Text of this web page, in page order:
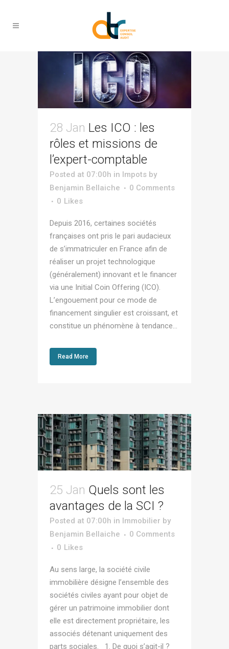
expert Tag
28 Jan Les ICO : les
rôles et missions de
l’expert-comptable
Posted at 07:00h in Impots by
Benjamin Bellaiche
0 Comments
0 Likes
Depuis 2016, certaines sociétés
françaises ont pris le pari audacieux
de s’immatriculer en France afin de
réaliser un projet technologique
(généralement) innovant et le financer
via une Initial Coin Offering (ICO).
L’engouement pour ce mode de
financement singulier est croissant, et
constitue un phénomène à tendance...
Read More
25 Jan Quels sont les
avantages de la SCI ?
Posted at 07:00h in Immobilier by
Benjamin Bellaiche
0 Comments
0 Likes
Au sens large, la société civile
immobilière désigne l’ensemble des
sociétés civiles ayant pour objet de
gérer un patrimoine immobilier dont
elle est directement propriétaire, les
associés détenant uniquement des
parts sociales. 1. De quoi s’agit-il ?